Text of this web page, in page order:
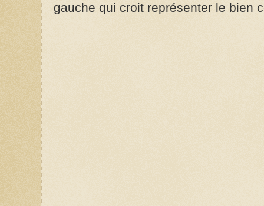
gauche qui croit représenter le bien